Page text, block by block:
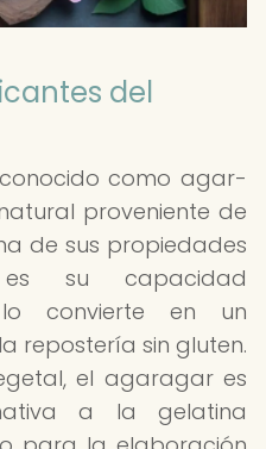
del
como agar-
proveniente de
de sus propiedades
su capacidad
convierte en un
repostería sin gluten.
el agaragar es
a la gelatina